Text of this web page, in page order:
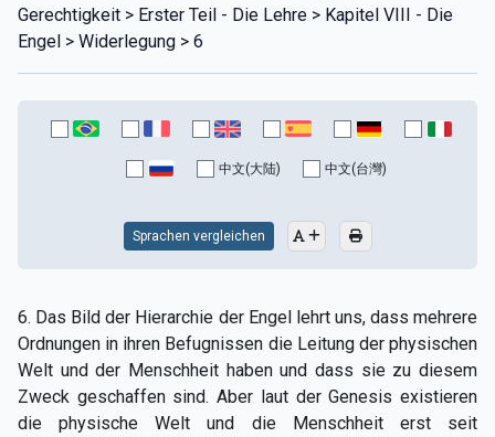
Gerechtigkeit > Erster Teil - Die Lehre > Kapitel VIII - Die
Engel > Widerlegung > 6
中文(大陆) 中文(台灣)
Sprachen vergleichen
6. Das Bild der Hierarchie der Engel lehrt uns, dass mehrere
Ordnungen in ihren Befugnissen die Leitung der physischen
Welt und der Menschheit haben und dass sie zu diesem
Zweck geschaffen sind. Aber laut der Genesis existieren
die physische Welt und die Menschheit erst seit